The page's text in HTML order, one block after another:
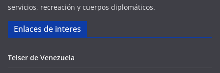
servicios, recreación y cuerpos diplomáticos.
Enlaces de interes
Telser de Venezuela